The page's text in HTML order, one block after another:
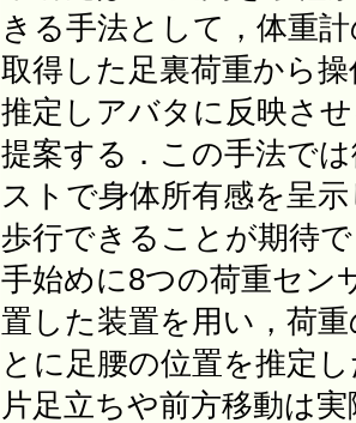
きる手法として，体重
取得した足裏荷重から
推定しアバタに反映さ
提案する．この手法で
ストで身体所有感を呈
歩行できることが期待
手始めに8つの荷重セン
置した装置を用い，荷
とに足腰の位置を推定
片足立ちや前方移動は